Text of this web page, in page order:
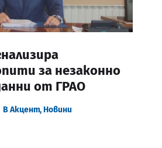
за незаконно
от ГРАО
ВАкцент,Новини